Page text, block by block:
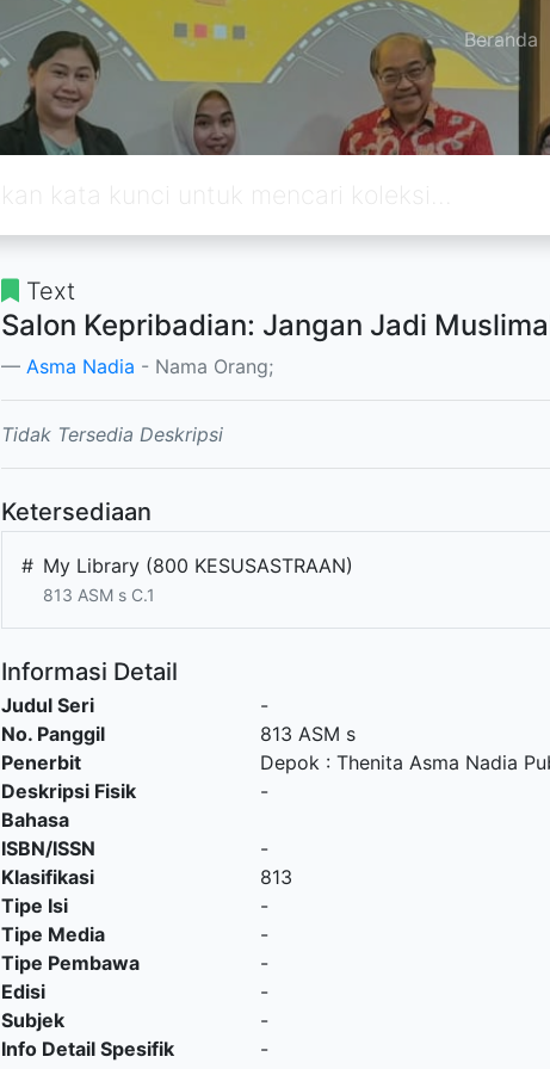
Beranda
Text
Salon Kepribadian: Jangan Jadi
Asma Nadia - Nama Orang;
Tidak Tersedia Deskripsi
Ketersediaan
# My Library (800 KESUSASTRAAN)
813 ASM s C.1
Informasi Detail
Judul Seri
-
No. Panggil
813 ASM s
Penerbit
Depok: Thenita Asma Nadia
Deskripsi Fisik
-
Bahasa
ISBN/ISSN
-
Klasifikasi
813
Tipe Isi
-
Tipe Media
-
Tipe Pembawa
-
Edisi
-
Subjek
-
Info Detail Spesifik
-